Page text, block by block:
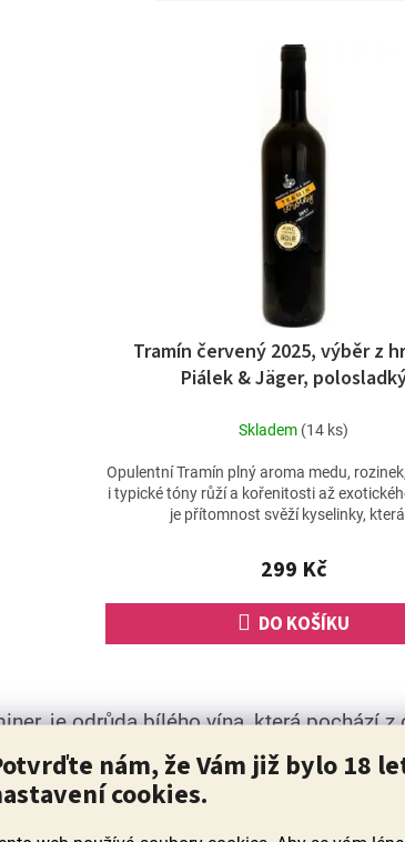
nám, že Vám již bylo 18
cookies.
Tramín červený 2025, výběr z
Piálek & Jäger,
Skladem (14 ks)
299 Kč
DO KOŠÍKU
Opulentní Tramín plný aroma medu,
i typické tóny růží a kořenitosti až
je přítomnost svěží kyselinky,
v
l
d
í
je odrůda bílého vína, která pochází
světě, jako jsou Německo, Itálie,
odrůd bílého vína, která je oblíbené